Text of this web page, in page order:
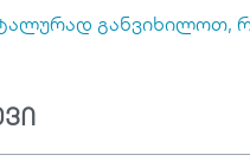
განვიხილოთ,